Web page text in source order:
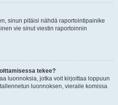
sinun pitäisi nähdä raportointipainike
vie sinut viestin raportoinnin
tekee?
luonnoksia, jotka voit kirjoittaa loppuun
luonnoksen, vieraile komissa